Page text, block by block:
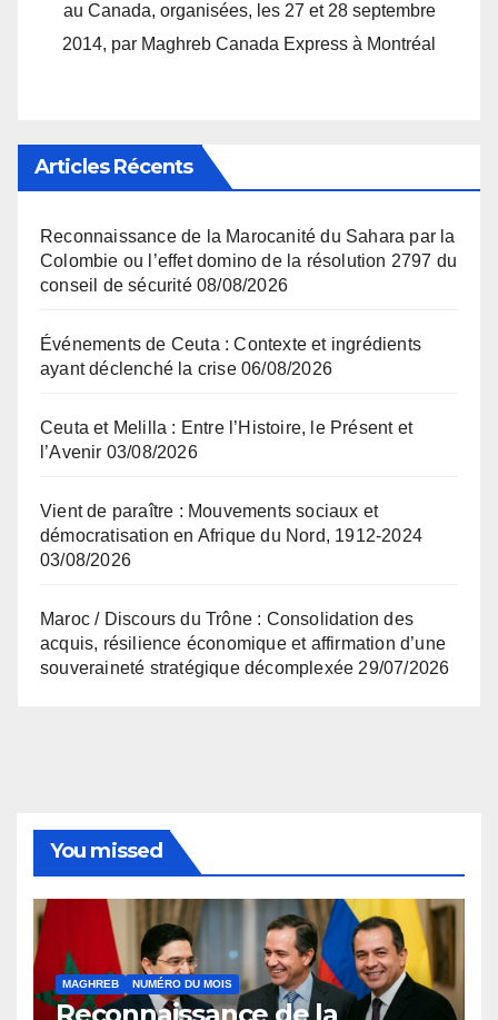
au Canada, organisées, les 27 et 28 septembre
2014, par Maghreb Canada Express à Montréal
Articles Récents
Reconnaissance de la Marocanité du Sahara par la
Colombie ou l’effet domino de la résolution 2797 du
conseil de sécurité 08/08/2026
Événements de Ceuta : Contexte et ingrédients
ayant déclenché la crise 06/08/2026
Ceuta et Melilla : Entre l’Histoire, le Présent et
l’Avenir 03/08/2026
Vient de paraître : Mouvements sociaux et
démocratisation en Afrique du Nord, 1912-2024
03/08/2026
Maroc / Discours du Trône : Consolidation des
acquis, résilience économique et affirmation d’une
souveraineté stratégique décomplexée 29/07/2026
You missed
MAGHREB NUMÉRO DU MOIS